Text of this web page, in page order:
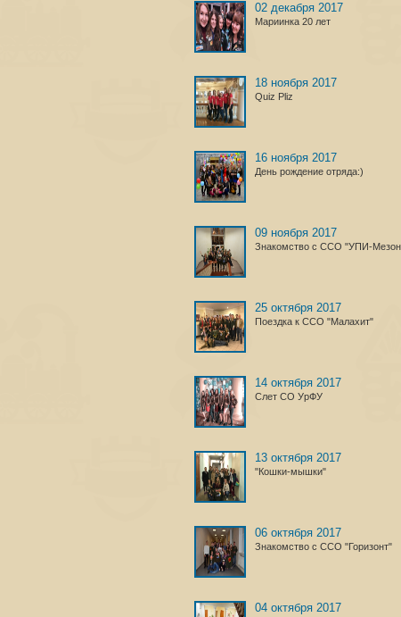
02 декабря 2017
Мариинка 20 лет
18 ноября 2017
Quiz Pliz
16 ноября 2017
День рождение отряда:)
09 ноября 2017
Знакомство с ССО "УПИ-
25 октября 2017
Поездка к ССО "Малахит"
14 октября 2017
Слет СО УрФУ
13 октября 2017
"Кошки-мышки"
06 октября 2017
Знакомство с ССО "Горизонт"
04 октября 2017